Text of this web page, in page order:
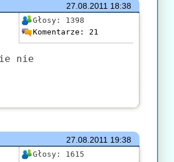
27.08.2011 18:38
Głosy: 1398
Komentarze: 21
nie
27.08.2011 19:38
Głosy: 1615